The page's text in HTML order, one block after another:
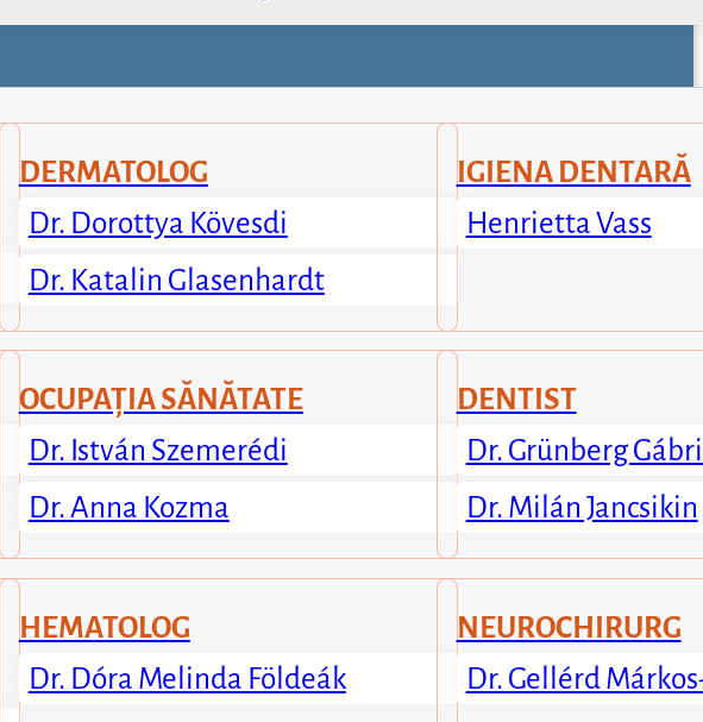
DERMATOLOG
Dr. Dorottya Kövesdi
Dr. Katalin Glasenhardt
IGIENA DENTARĂ
Henrietta Vass
OCUPAȚIA SĂNĂTATE
Dr. István Szemerédi
Dr. Anna Kozma
DENTIST
Dr. Grünberg
Dr. Milán Jancsikin
HEMATOLOG
Dr. Dóra Melinda Földeák
NEUROCHIRURG
Dr. Gellérd